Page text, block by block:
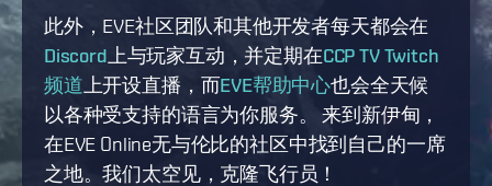
此外，EVE社区团队和其他开发者每天都会在
Discord 上与玩家互动，并定期在CCP TV Twitch
频道 上开设直播，而EVE帮助中心也会全天候
以各种受支持的语言为你服务。 来到新伊甸，
在EVE Online无与伦比的社区中找到自己的一席
之地。我们太空见，克隆飞行员！